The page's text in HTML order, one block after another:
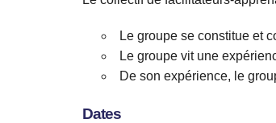
Le groupe se constitue et
Le groupe vit une
De son expérience, le
Dates